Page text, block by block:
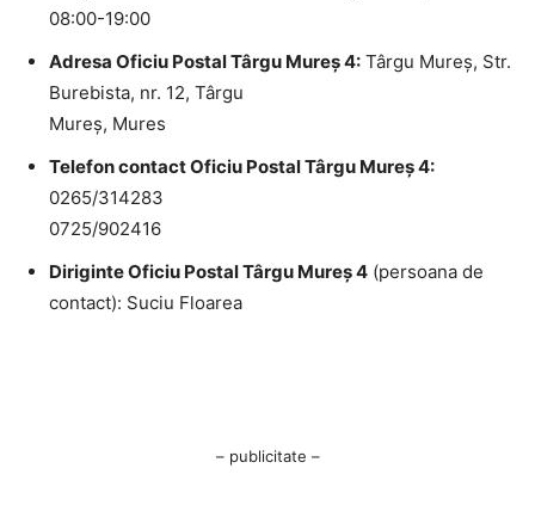
08:00-19:00
Adresa Oficiu Postal Târgu Mureş 4: Târgu Mureş, Str.
Burebista, nr. 12, Târgu
Mureş, Mures
Telefon contact Oficiu Postal Târgu Mureş 4:
0265/314283
0725/902416
Diriginte Oficiu Postal Târgu Mureş 4 (persoana de
contact): Suciu Floarea
– publicitate –